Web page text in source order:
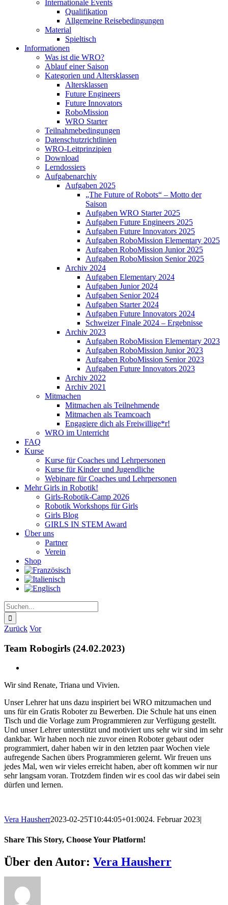
Internationale Events
Qualifikation
Allgemeine Reisebedingungen
Material
Spieltisch
Informationen
Was ist die WRO?
Ablauf einer Saison
Kategorien und Altersklassen
Altersklassen
Future Engineers
Future Innovators
RoboMission
WRO Starter
Teilnahmebedingungen
Datenschutzrichtlinien
WRO-Leitprinzipien
Download
Lerndossiers
Aufgabenarchiv
Aufgaben 2025
„The Future of Robots“ – Motto der
Saison
Aufgaben WRO Starter 2025
Aufgaben Future Engineers 2025
Aufgaben Future Innovators 2025
Aufgaben RoboMission Elementary 2025
Aufgaben RoboMission Junior 2025
Aufgaben RoboMission Senior 2025
Archiv 2024
Aufgaben Elementary 2024
Aufgaben Junior 2024
Aufgaben Senior 2024
Aufgaben Starter 2024
Aufgaben Future Innovators 2024
Schweizer Finale 2024 – Ergebnisse
Archiv 2023
Aufgaben RoboMission Elementary 2023
Aufgaben RoboMission Junior 2023
Aufgaben RoboMission Senior 2023
Aufgaben Future Innovators 2023
Archiv 2022
Archiv 2021
Mitmachen
Mitmachen als Teilnehmende
Mitmachen als Teamcoach
Engagiere dich als Freiwillige*r!
WRO im Unterricht
FAQ
Kurse
Kurse für Coaches und Lehrpersonen
Kurse für Kinder und Jugendliche
Webinare für Coaches und Lehrpersonen
Mehr Girls in Robotik!
Girls-Robotik-Camp 2026
Robotik Workshops für Girls
Girls Blog
GIRLS IN STEM Award
Über uns
Partner
Verein
Shop
Suche
nach:
Zurück Vor
Team Robogirls (24.02.2023)
Bild
Wir sind Renate, Triana und Vivien.
Unser Lehrer hat uns dazu inspiriert bei WRO mitzumachen und
uns für ein Gratis Roboter zu Bewerben. Die Schule hat uns einen
Tisch und die Vorlage zum Programmieren zur Verfügung gestellt.
Und unser Lehrer unterstützt und motiviert uns sehr wir sind im sehr
dankbar. Wir haben noch nie zuvor einen Roboter gebaut oder
programmiert, daher haben wir in den letzten paar Wochen viele
aufregende Sachen übers Programmieren gelernt. Wir freuen uns
jedes Mal, wen wir vieles erreicht haben, aber oft kommen wir nur
sehr langsam voran. Trotzdem finden wir es cool das wir dabei sein
dürfen und lernen.
Vera Hausherr2023-02-25T10:44:05+01:0024. Februar 2023|
Share This Story, Choose Your Platform!
Facebook
X
Reddit
LinkedIn
WhatsApp
Telegram
Tumblr
Pinterest
Vk
Xing
E-
Mail
Über den Autor: Vera Hausherr